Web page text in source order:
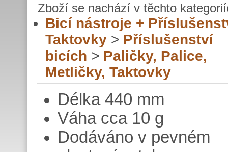
Zboží se nachází v těchto
Bicí nástroje +
Taktovky > Příslušenství
bicích > Paličky, Palice,
Metličky, Taktovky
Délka 440 mm
Váha cca 10 g
Dodáváno v pevném